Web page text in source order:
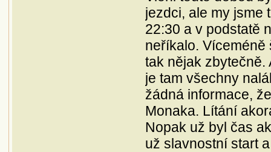
jezdci, ale my jsme
22:30 a v podstatě
neříkalo. Víceméně
tak nějak zbytečně.
je tam všechny
žádná informace,
Monaka. Lítání
Nopak už byl čas
už slavnostní start